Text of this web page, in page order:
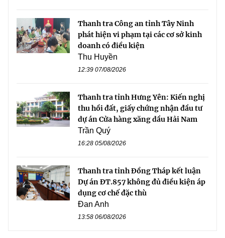
Thanh tra Công an tỉnh Tây Ninh
phát hiện vi phạm tại các cơ sở kinh
doanh có điều kiện
Thu Huyền
12:39 07/08/2026
Thanh tra tỉnh Hưng Yên: Kiến nghị
thu hồi đất, giấy chứng nhận đầu tư
dự án Cửa hàng xăng dầu Hải Nam
Trần Quý
16:28 05/08/2026
Thanh tra tỉnh Đồng Tháp kết luận
Dự án ĐT.857 không đủ điều kiện áp
dụng cơ chế đặc thù
Đan Anh
13:58 06/08/2026